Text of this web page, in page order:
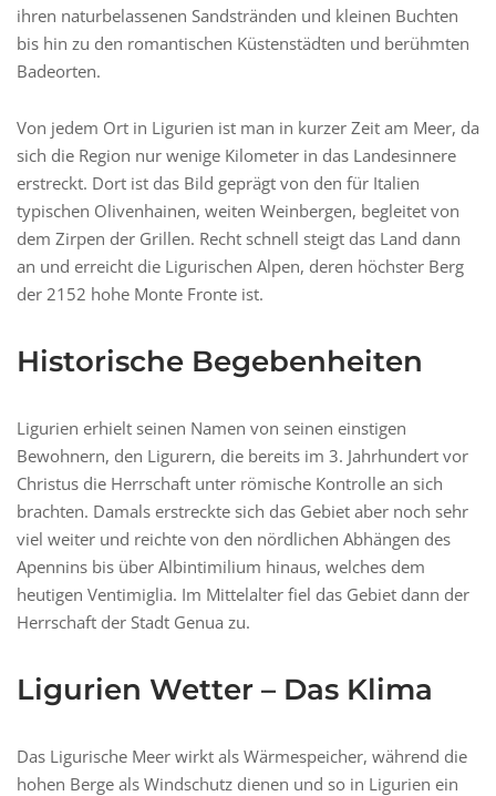
ihren naturbelassenen Sandstränden und kleinen Buchten
bis hin zu den romantischen Küstenstädten und berühmten
Badeorten.
Von jedem Ort in Ligurien ist man in kurzer Zeit am Meer, da
sich die Region nur wenige Kilometer in das Landesinnere
erstreckt. Dort ist das Bild geprägt von den für Italien
typischen Olivenhainen, weiten Weinbergen, begleitet von
dem Zirpen der Grillen. Recht schnell steigt das Land dann
an und erreicht die Ligurischen Alpen, deren höchster Berg
der 2152 hohe Monte Fronte ist.
Historische Begebenheiten
Ligurien erhielt seinen Namen von seinen einstigen
Bewohnern, den Ligurern, die bereits im 3. Jahrhundert vor
Christus die Herrschaft unter römische Kontrolle an sich
brachten. Damals erstreckte sich das Gebiet aber noch sehr
viel weiter und reichte von den nördlichen Abhängen des
Apennins bis über Albintimilium hinaus, welches dem
heutigen Ventimiglia. Im Mittelalter fiel das Gebiet dann der
Herrschaft der Stadt Genua zu.
Ligurien Wetter – Das Klima
Das Ligurische Meer wirkt als Wärmespeicher, während die
hohen Berge als Windschutz dienen und so in Ligurien ein